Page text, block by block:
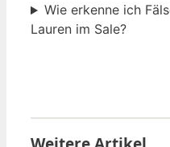
Wie erkenne ich
Lauren im Sale?